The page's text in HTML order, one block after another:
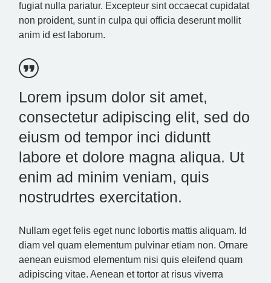
fugiat nulla pariatur. Excepteur sint occaecat cupidatat
non proident, sunt in culpa qui officia deserunt mollit
anim id est laborum.
Lorem ipsum dolor sit amet,
consectetur adipiscing elit, sed do
eiusm od tempor inci diduntt
labore et dolore magna aliqua. Ut
enim ad minim veniam, quis
nostrudrtes exercitation.
Nullam eget felis eget nunc lobortis mattis aliquam. Id
diam vel quam elementum pulvinar etiam non. Ornare
aenean euismod elementum nisi quis eleifend quam
adipiscing vitae. Aenean et tortor at risus viverra